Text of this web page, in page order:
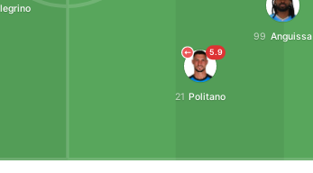
99 Anguissa
5.9
21 Politano